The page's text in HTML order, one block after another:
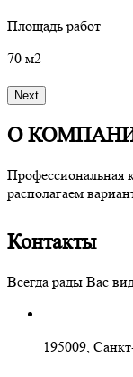
Площадь работ
70 м2
Next
О
Профессиональная
располагаем
Контакты
Всегда рады Вас
195009,